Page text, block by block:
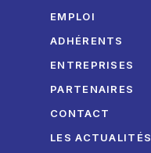
EMPLOI
ADHÉRENTS
ENTREPRISES
PARTENAIRES
CONTACT
LES ACTUALITÉS